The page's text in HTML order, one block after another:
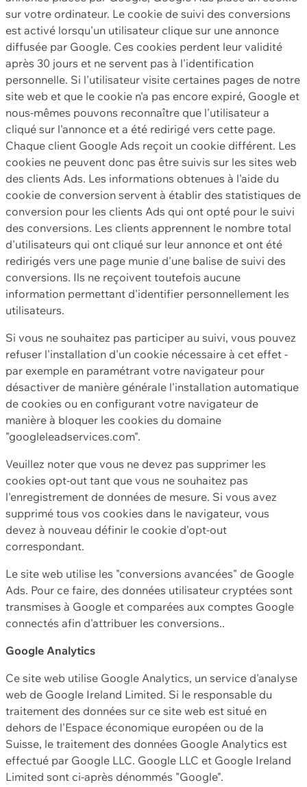
sur votre ordinateur. Le cookie de suivi des conversions
est activé lorsqu'un utilisateur clique sur une annonce
diffusée par Google. Ces cookies perdent leur validité
après 30 jours et ne servent pas à l'identification
personnelle. Si l'utilisateur visite certaines pages de notre
site web et que le cookie n'a pas encore expiré, Google et
nous-mêmes pouvons reconnaître que l'utilisateur a
cliqué sur l'annonce et a été redirigé vers cette page.
Chaque client Google Ads reçoit un cookie différent. Les
cookies ne peuvent donc pas être suivis sur les sites web
des clients Ads. Les informations obtenues à l'aide du
cookie de conversion servent à établir des statistiques de
conversion pour les clients Ads qui ont opté pour le suivi
des conversions. Les clients apprennent le nombre total
d'utilisateurs qui ont cliqué sur leur annonce et ont été
redirigés vers une page munie d'une balise de suivi des
conversions. Ils ne reçoivent toutefois aucune
information permettant d'identifier personnellement les
utilisateurs.
Si vous ne souhaitez pas participer au suivi, vous pouvez
refuser l'installation d'un cookie nécessaire à cet effet -
par exemple en paramétrant votre navigateur pour
désactiver de manière générale l'installation automatique
de cookies ou en configurant votre navigateur de
manière à bloquer les cookies du domaine
"googleleadservices.com".
Veuillez noter que vous ne devez pas supprimer les
cookies opt-out tant que vous ne souhaitez pas
l'enregistrement de données de mesure. Si vous avez
supprimé tous vos cookies dans le navigateur, vous
devez à nouveau définir le cookie d'opt-out
correspondant.
Le site web utilise les "conversions avancées" de Google
Ads. Pour ce faire, des données utilisateur cryptées sont
transmises à Google et comparées aux comptes Google
connectés afin d'attribuer les conversions..
Google Analytics
Ce site web utilise Google Analytics, un service d'analyse
web de Google Ireland Limited. Si le responsable du
traitement des données sur ce site web est situé en
dehors de l'Espace économique européen ou de la
Suisse, le traitement des données Google Analytics est
effectué par Google LLC. Google LLC et Google Ireland
Limited sont ci-après dénommés "Google".